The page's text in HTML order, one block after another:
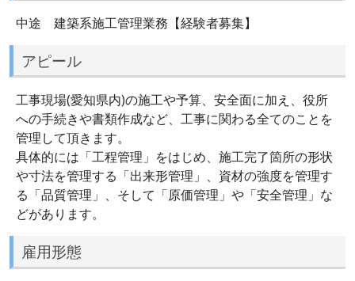
中途 建築系施工管理業務【経験者募集】
アピール
工事現場(愛知県内)の施工や予算、安全面に加え、役所
への手続きや書類作成など、工事に関わる全てのことを
管理して頂きます。
具体的には「工程管理」をはじめ、施工完了箇所の形状
や寸法を管理する「出来形管理」、資材の強度を管理す
る「品質管理」、そして「原価管理」や「安全管理」な
どがあります。
雇用形態